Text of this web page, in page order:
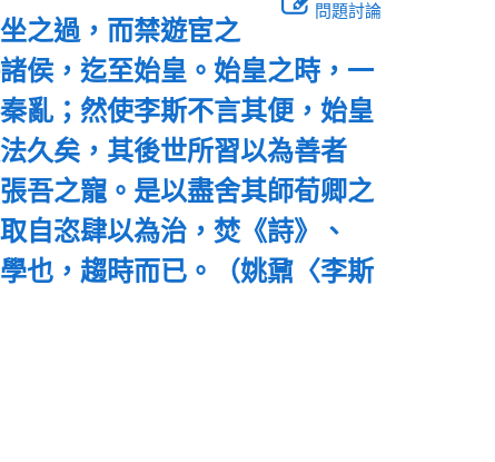
問題討論
之過，而禁遊宦之
侯，迄至始皇。始皇之時，一
亂；然使李斯不言其便，始皇
久矣，其後世所習以為善者
吾之寵。是以盡舍其師荀卿之
自恣肆以為治，焚《詩》、
也，趨時而已。（姚鼐〈李斯